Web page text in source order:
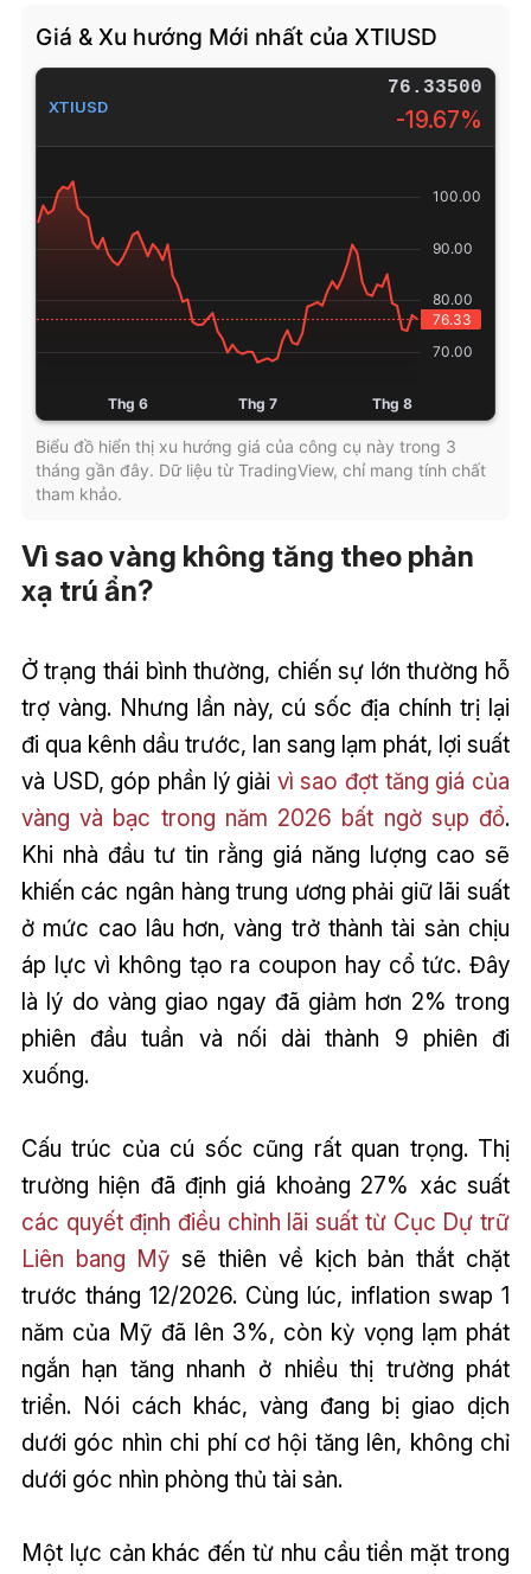
Giá & Xu hướng Mới nhất của XTIUSD
XTIUSD
76.33500
-19.67%
Biểu đồ hiển thị xu hướng giá của công cụ này trong 3
tháng gần đây. Dữ liệu từ TradingView, chỉ mang tính chất
tham khảo.
Vì sao vàng không tăng theo phản
xạ trú ẩn?
Ở trạng thái bình thường, chiến sự lớn thường hỗ
trợ vàng. Nhưng lần này, cú sốc địa chính trị lại
đi qua kênh dầu trước, lan sang lạm phát, lợi suất
và USD, góp phần lý giải vì sao đợt tăng giá của
vàng và bạc trong năm 2026 bất ngờ sụp đổ.
Khi nhà đầu tư tin rằng giá năng lượng cao sẽ
khiến các ngân hàng trung ương phải giữ lãi suất
ở mức cao lâu hơn, vàng trở thành tài sản chịu
áp lực vì không tạo ra coupon hay cổ tức. Đây
là lý do vàng giao ngay đã giảm hơn 2% trong
phiên đầu tuần và nối dài thành 9 phiên đi
xuống.
Cấu trúc của cú sốc cũng rất quan trọng. Thị
trường hiện đã định giá khoảng 27% xác suất
các quyết định điều chỉnh lãi suất từ Cục Dự trữ
Liên bang Mỹ sẽ thiên về kịch bản thắt chặt
trước tháng 12/2026. Cùng lúc, inflation swap 1
năm của Mỹ đã lên 3%, còn kỳ vọng lạm phát
ngắn hạn tăng nhanh ở nhiều thị trường phát
triển. Nói cách khác, vàng đang bị giao dịch
dưới góc nhìn chi phí cơ hội tăng lên, không chỉ
dưới góc nhìn phòng thủ tài sản.
Một lực cản khác đến từ nhu cầu tiền mặt trong